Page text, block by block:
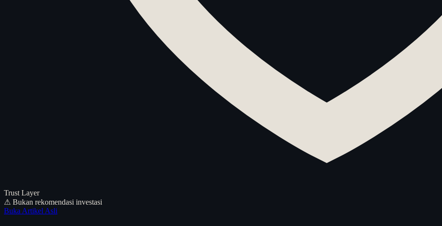
Trust Layer
⚠ Bukan rekomendasi investasi
Buka Artikel Asli